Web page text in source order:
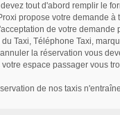
tout d'abord remplir le
propose votre demande à
de votre demande
Taxi, Téléphone Taxi,
la réservation vous
espace passager vous
de nos taxis